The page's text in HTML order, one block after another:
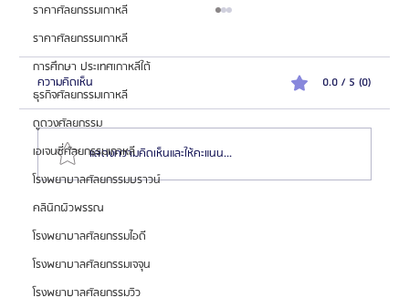
ราคาศัลยกรรมเกาหลี
ราคาศัลยกรรมเกาหลี
การศึกษา ประเทศเกาหลีใต้
ธุรกิจศัลยกรรมเกาหลี
ดูดวงศัลยกรรม
เอเจนซี่ศัลยกรรมเกาหลี
โรงพยาบาลศัลยกรรมบราวน์
คลินิกผิวพรรณ
โรงพยาบาลศัลยกรรมไอดี
โรงพยาบาลศัลยกรรมเจจุน
โรงพยาบาลศัลยกรรมวิว
5 เหตุผลที่ควรไปศัลยกรรมเกาหลีกับเอเจนซี่ศัลยกรรม
เกาหลี
ความคิดเห็น 0.0 / 5 (0)
แสดงความคิดเห็นและให้คะแนน...